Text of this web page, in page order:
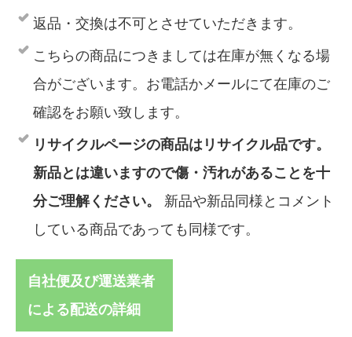
返品・交換は不可とさせていただきます。
こちらの商品につきましては在庫が無くなる場
合がございます。お電話かメールにて在庫のご
確認をお願い致します。
リサイクルページの商品はリサイクル品です。
新品とは違いますので傷・汚れがあることを十
分ご理解ください。
新品や新品同様とコメント
している商品であっても同様です。
自社便及び運送業者
による配送の詳細